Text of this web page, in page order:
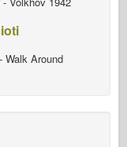
Walk Around